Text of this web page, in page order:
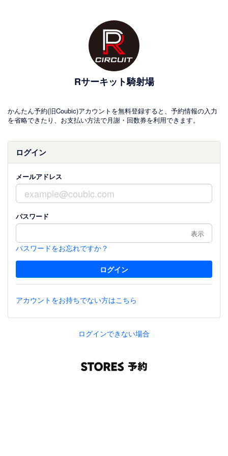
Rサーキット騎射場
かんたん予約(旧Coubic)アカウントを無料登録すると、予約情報の入力
を省略できたり、お支払い方法で月謝・回数券を利用できます。
ログイン
メールアドレス
パスワード
表示
パスワードをお忘れですか？
アカウントをお持ちでない方はこちら
ログインできない場合